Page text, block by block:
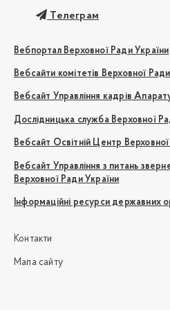
Телеграм
Вебпортал Верховної Ради України
Вебсайти комітетів Верховної
Вебсайт Управління кадрів
Дослідницька служба Верховної
Вебсайт Освітній Центр
Вебсайт Управління з питань
Верховної Ради України
Інформаційні ресурси державних
Контакти
Мапа сайту